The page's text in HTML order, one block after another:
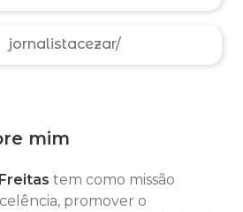
jornalistacezar/
mim
tem como missão
promover o